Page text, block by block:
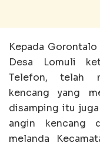
Kepada
Desa Lomuli
Telefon, telah
kencang yang
disamping itu
angin kencang
melanda